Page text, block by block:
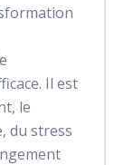
Il est
le
du stress